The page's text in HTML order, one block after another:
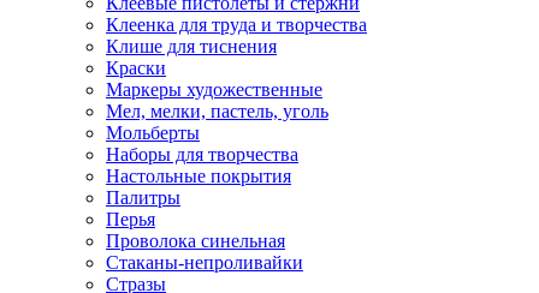
Клеенка для труда и творчества
Клише для тиснения
Краски
Маркеры художественные
Мел, мелки, пастель, уголь
Мольберты
Наборы для творчества
Настольные покрытия
Палитры
Перья
Проволока синельная
Стаканы-непроливайки
Стразы